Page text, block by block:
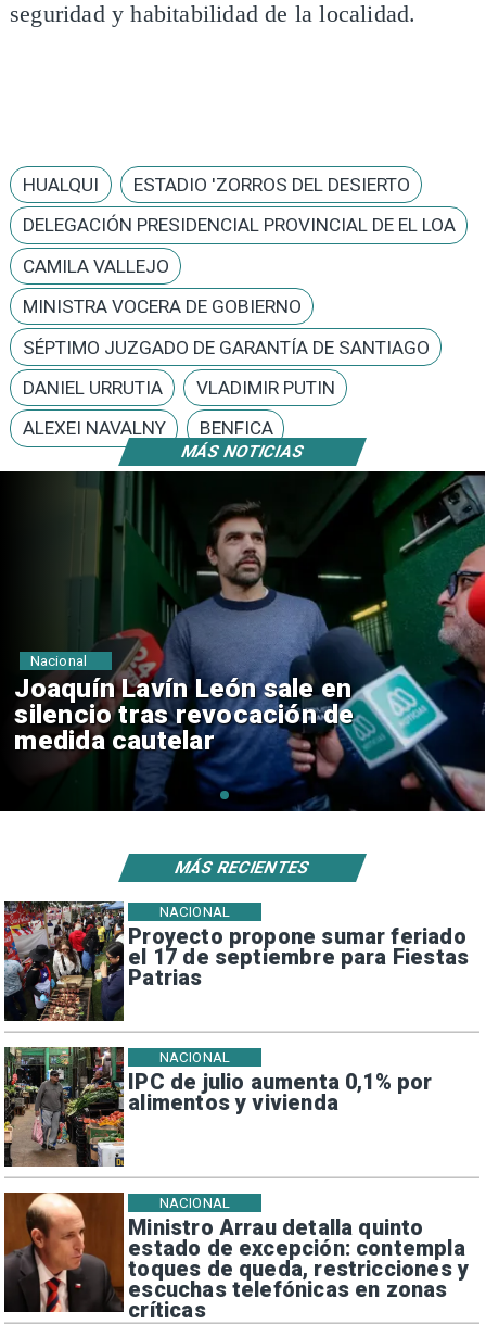
MÁS NOTICIAS
seguridad y habitabilidad de la localidad.
HUALQUI
ESTADIO 'ZORROS DEL DESIERTO
DELEGACIÓN PRESIDENCIAL PROVINCIAL DE EL LOA
CAMILA VALLEJO
MINISTRA VOCERA DE GOBIERNO
SÉPTIMO JUZGADO DE GARANTÍA DE SANTIAGO
DANIEL URRUTIA
VLADIMIR PUTIN
ALEXEI NAVALNY
BENFICA
Chile y Venezuela formalizan
reinicio de relaciones
consulares
Nacional
Proyecto propone sumar feriado
el 17 de septiembre para Fiestas
Patrias
NACIONAL
IPC de julio aumenta 0,1% por
alimentos y vivienda
NACIONAL
Ministro Arrau detalla quinto
estado de excepción: contempla
toques de queda, restricciones y
escuchas telefónicas en zonas
críticas
NACIONAL
MÁS RECIENTES